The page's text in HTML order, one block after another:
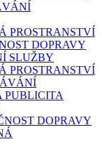
PROSTRANSTVÍ
DOPRAVY
SLUŽBY
PROSTRANSTVÍ
PUBLICITA
DOPRAVY